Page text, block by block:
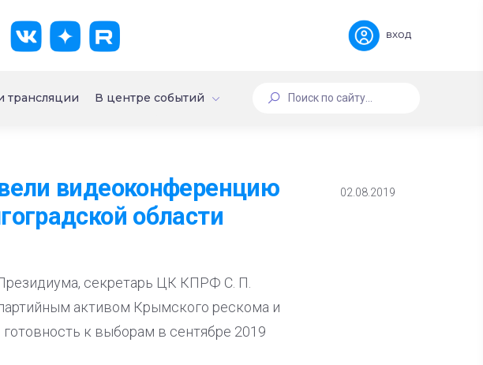
вход
трансляции В центре событий
видеоконференцию
области
02.08.2019
секретарь ЦК КПРФ С. П.
активом Крымского рескома и
к выборам в сентябре 2019